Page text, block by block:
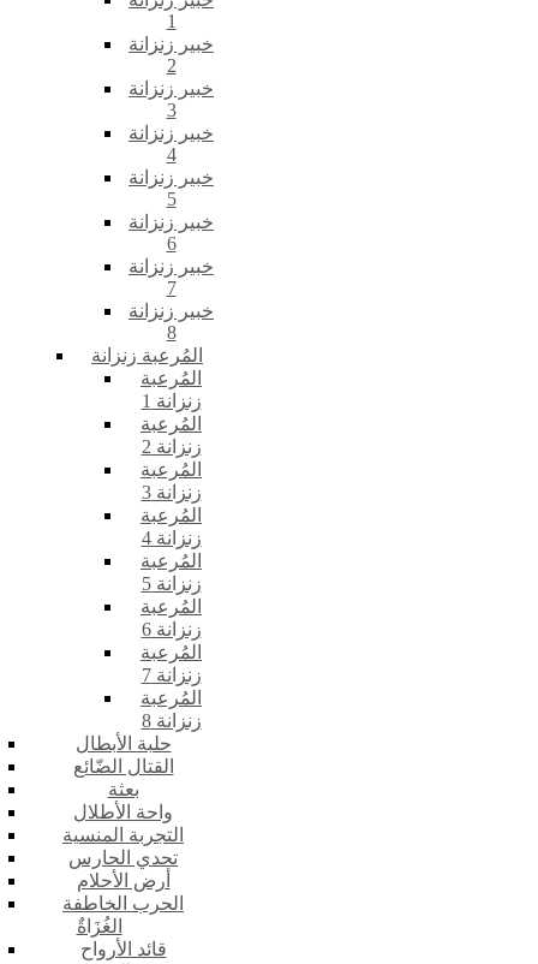
1
خبير زنزانة
2
خبير زنزانة
3
خبير زنزانة
4
خبير زنزانة
5
خبير زنزانة
6
خبير زنزانة
7
خبير زنزانة
8
المُرعبة زنزانة
المُرعبة
زنزانة 1
المُرعبة
زنزانة 2
المُرعبة
زنزانة 3
المُرعبة
زنزانة 4
المُرعبة
زنزانة 5
المُرعبة
زنزانة 6
المُرعبة
زنزانة 7
المُرعبة
زنزانة 8
حلبة الأبطال
القتال الضّائع
بعثة
واحة الأطلال
التجربة المنسية
تحدي الحارس
أرض الأحلام
الحرب الخاطفة
الغُزَاةٌ
قائد الأرواح